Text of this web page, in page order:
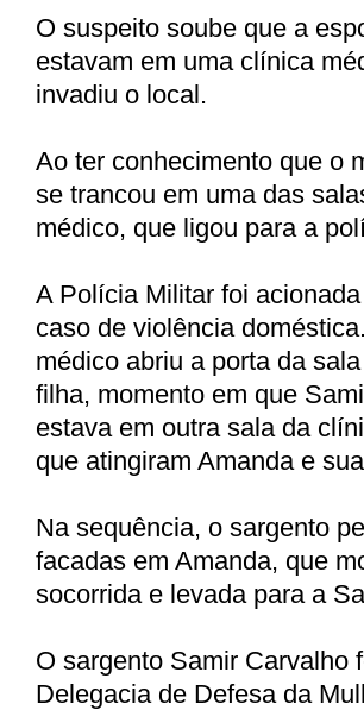
O suspeito soube que a
estavam em uma clínica
invadiu o local.
Ao ter conhecimento que o
se trancou em uma das
médico, que ligou para a
A Polícia Militar foi
caso de violência
médico abriu a porta da
filha, momento em que
estava em outra sala da
que atingiram Amanda e
Na sequência, o sargento
facadas em Amanda, que
socorrida e levada para a
O sargento Samir Carvalho
Delegacia de Defesa da